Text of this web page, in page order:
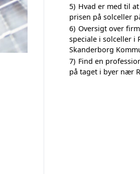
5) Hvad er med til
prisen på solceller
6) Oversigt over
speciale i solceller i
Skanderborg
7) Find en
på taget i byer nær